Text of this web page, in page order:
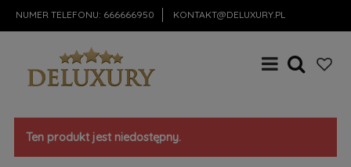
NUMER TELEFONU: 666666950 KONTAKT@DELUXURY.PL
Ten produkt jest niedostępny.